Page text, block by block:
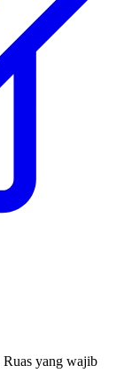
Ruas yang wajib